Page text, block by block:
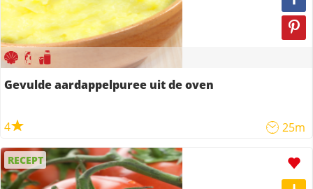
Gevulde aardappelpuree uit de oven
4 25m
RECEPT